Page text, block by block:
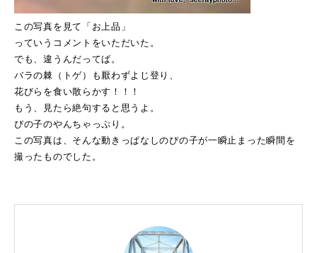
この写真を見て「お上品」
っていうコメントをいただいた。
でも、違うんだってば。
バラの棘（トゲ）も厭わずよじ登り、
花びらを食い散らかす！！！
もう、見たら絶句すると思うよ。
ぴの子のやんちゃっぷり。
この写真は、そんな動きっぱなしのぴの子が一瞬止まった瞬間を
撮ったものでした。